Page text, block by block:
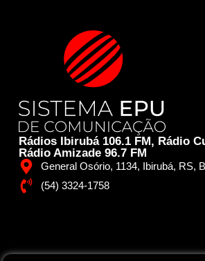
Rádios Ibirubá 106.1 FM, Rádio
Rádio Amizade 96.7 FM
General Osório, 1134, Ibirubá, RS,
(54) 3324-1758